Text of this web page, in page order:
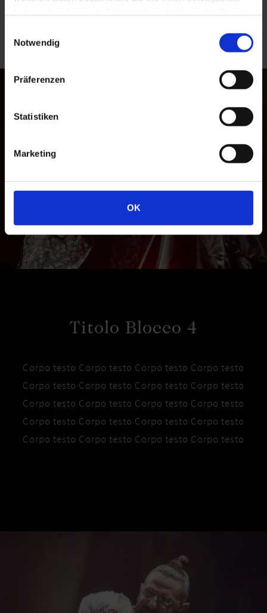
Notwendig
Präferenzen
Statistiken
Marketing
OK
Corpo testo Corpo testo Corpo testo Corpo testo
Titolo Blocco 4
Corpo testo Corpo testo Corpo testo Corpo testo
Corpo testo Corpo testo Corpo testo Corpo testo
Corpo testo Corpo testo Corpo testo Corpo testo
Corpo testo Corpo testo Corpo testo Corpo testo
Corpo testo Corpo testo Corpo testo Corpo testo